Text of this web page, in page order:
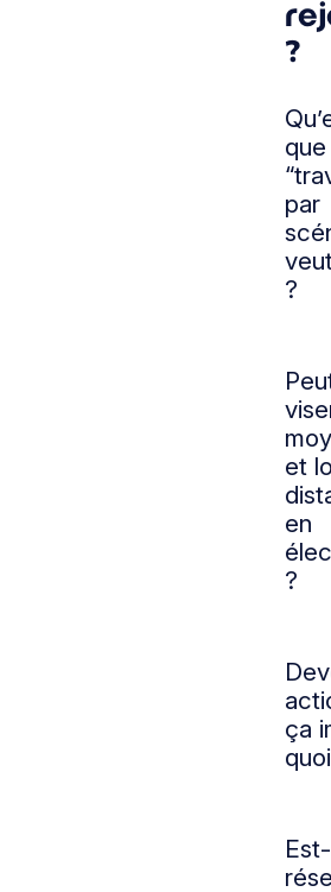
?
que
par
?
tester
:
dépôt,
et
sur
et
en
?
que
le
et
les
ça
à